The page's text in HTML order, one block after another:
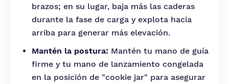
brazos; en su lugar, baja más las caderas
durante la fase de carga y explota hacia
arriba para generar más elevación.
Mantén la postura: Mantén tu mano de guía
firme y tu mano de lanzamiento congelada
en la posición de "cookie jar" para asegurar